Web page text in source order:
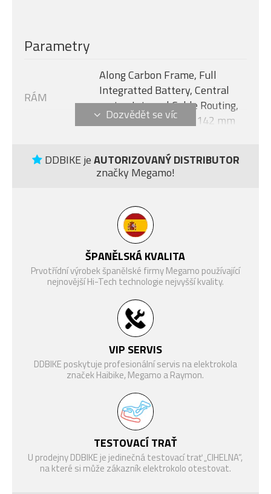
DDBIKE jeAUTORIZOVANÝ DISTRIBUTOR
značky Megamo!
ŠPANĚLSKÁ KVALITA
Prvotřídní výrobek španělské firmy Megamo používající
nejnovější Hi-Tech technologie nejvyšší kvality.
VIP SERVIS
DDBIKE poskytuje profesionální servis na elektrokola
značek Haibike, Megamo a Raymon.
TESTOVACÍ TRAŤ
U prodejny DDBIKE je jedinečná testovací trať „CIHELNA“,
na které si může zákazník elektrokolo otestovat.
Parametry
RÁM
Along Carbon Frame, Full
Integratted Battery, Central
motor, Internal Cable Routing,
Flat Mount Disc 12 x 142 mm
150 Nm (1300 W)
L
display
2027
AVINOX 600 Wh
NABÍJEČKA
AVINOX 12A Fast Charger
Along Carbon Disc Fork,
Internal Cable Routing, Flat
Mount Disc 12 x 100 mm
Sram Rival XPLR AXS, 13-
rychlostí
ŘADÍCÍ PÁČKA Sram Rival AXS
Sram XPLR XG 1351, 10-46
zubů
FSA Avinox Chainring Spider
44T 13-Speed Sram
Sram Rival AXS, Centerline,